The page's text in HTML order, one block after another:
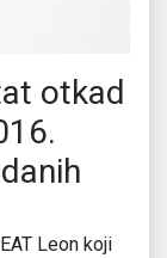
otkad
Leon koji